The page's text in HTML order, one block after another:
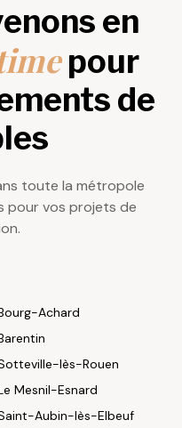
en
pour
de
toute la métropole
pour vos projets de
Achard
lès-Rouen
Mesnil-Esnard
Aubin-lès-Elbeuf